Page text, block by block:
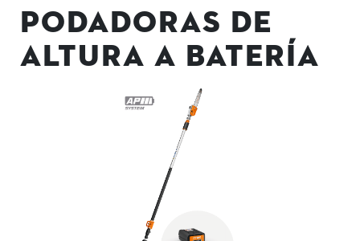
PODADORAS DE
ALTURA A BATERÍA